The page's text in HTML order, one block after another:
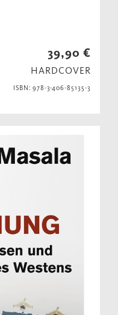
39,90 €
HARDCOVER
ISBN: 978-3-406-85135-3